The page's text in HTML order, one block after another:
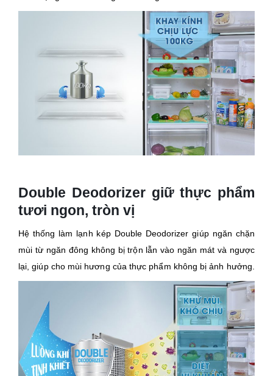
Double Deodorizer giữ thực phẩm
tươi ngon, tròn vị
Hệ thống làm lạnh kép Double Deodorizer giúp ngăn chặn
mùi từ ngăn đông không bị trộn lẫn vào ngăn mát và ngược
lại, giúp cho mùi hương của thực phẩm không bị ảnh hưởng.